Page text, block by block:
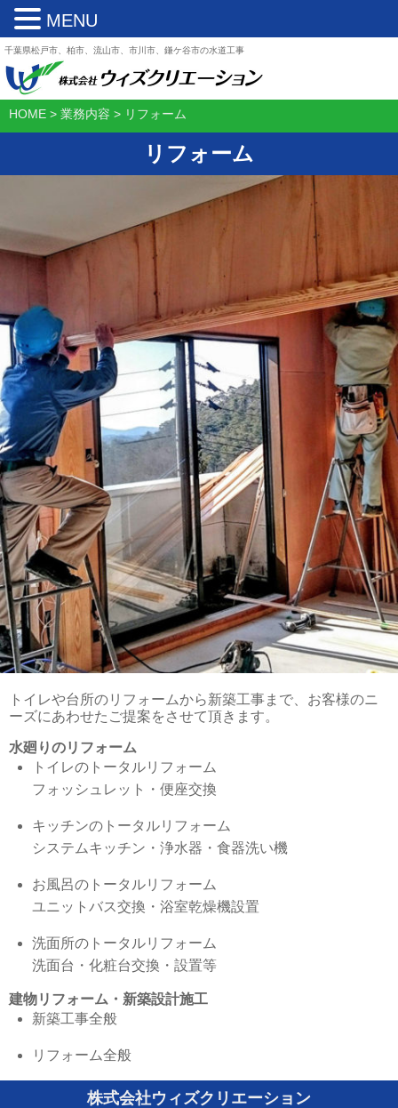
千葉県松戸市、柏市、流山市、市川市、鎌ケ谷市の水道工事
HOME > 業務内容 > リフォーム
リフォーム
トイレや台所のリフォームから新築工事まで、お客様のニ
ーズにあわせたご提案をさせて頂きます。
水廻りのリフォーム
トイレのトータルリフォーム
フォッシュレット・便座交換
キッチンのトータルリフォーム
システムキッチン・浄水器・食器洗い機
お風呂のトータルリフォーム
ユニットバス交換・浴室乾燥機設置
洗面所のトータルリフォーム
洗面台・化粧台交換・設置等
建物リフォーム・新築設計施工
新築工事全般
リフォーム全般
MENU
株式会社ウィズクリエーション